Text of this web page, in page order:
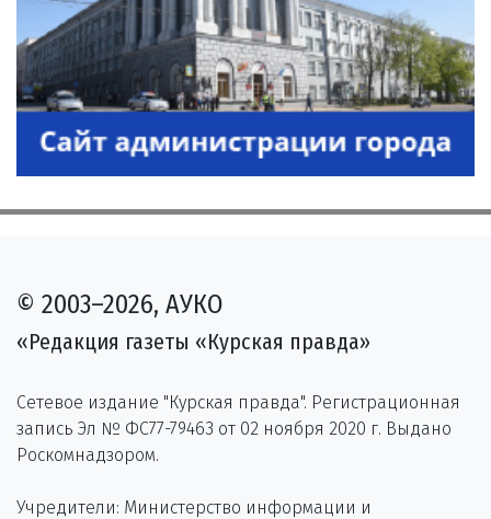
© 2003–2026, АУКО
«Редакция газеты «Курская правда»
Сетевое издание "Курская правда". Регистрационная
запись Эл № ФС77-79463 от 02 ноября 2020 г. Выдано
Роскомнадзором.
Учредители: Министерство информации и